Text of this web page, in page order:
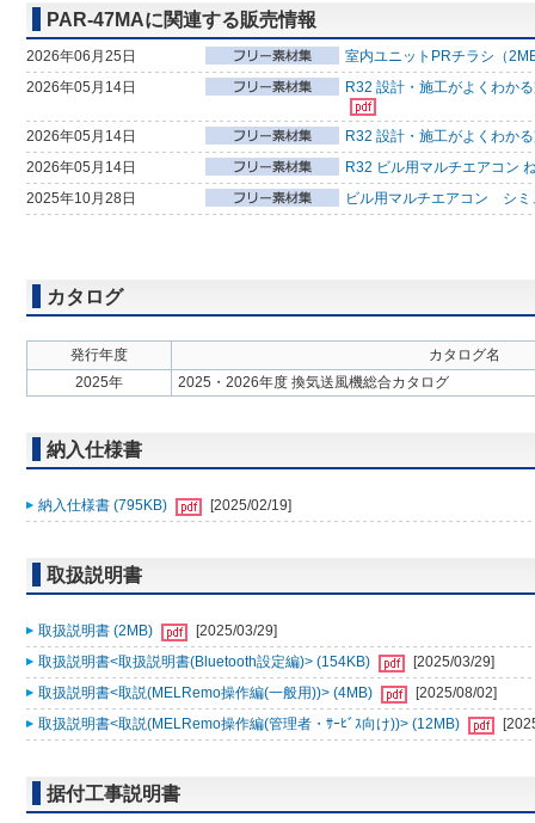
PAR-47MAに関連する販売情報
2026年06月25日
室内ユニットPRチラシ（
2026年05月14日
R32 設計・施工がよくわか
2026年05月14日
R32 設計・施工がよくわか
2026年05月14日
R32 ビル用マルチエアコン
2025年10月28日
ビル用マルチエアコン シミ
カタログ
発行年度
カタログ名
2025年
2025・2026年度 換気送風機総合カタログ
納入仕様書
納入仕様書 (795KB) [2025/02/19]
取扱説明書
取扱説明書 (2MB)
[2025/03/29]
取扱説明書<取扱説明書(Bluetooth設定編)> (154KB)
[2025/03/29]
取扱説明書<取説(MELRemo操作編(一般用))> (4MB)
[2025/08/02]
取扱説明書<取説(MELRemo操作編(管理者・ｻｰﾋﾞｽ向け))> (12MB)
据付工事説明書